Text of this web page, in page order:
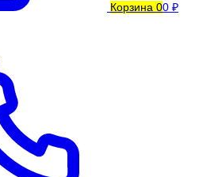
Корзина 00 ₽